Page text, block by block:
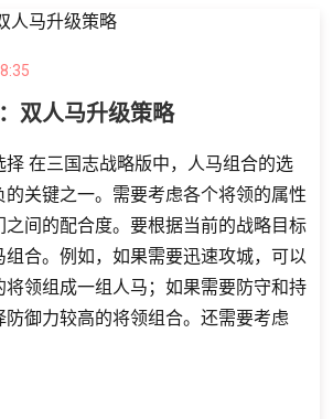
双人马升级策略
在三国志战略版中，人马组合的选
关键之一。需要考虑各个将领的属性
之间的配合度。要根据当前的战略目标
组合。例如，如果需要迅速攻城，可以
将领组成一组人马；如果需要防守和持
防御力较高的将领组合。还需要考虑